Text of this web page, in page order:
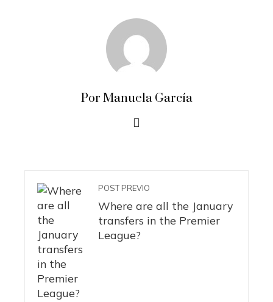
Por Manuela García
POST PREVIO
Where are all the January
transfers in the Premier
League?